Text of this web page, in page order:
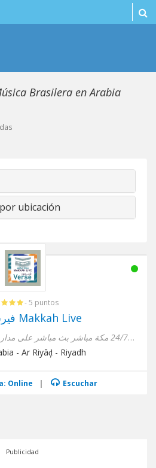
Brasilera en Arabia
ubicación
- 5 puntos
فيرس 24/7 Makkah Live
إذاعة فيرس 24/7 مكة مباشر بث مباشر على مدار الساعة من مكة المكرمة إ...
- Ar Riyāḑ - Riyadh
Online | Escuchar
Publicidad